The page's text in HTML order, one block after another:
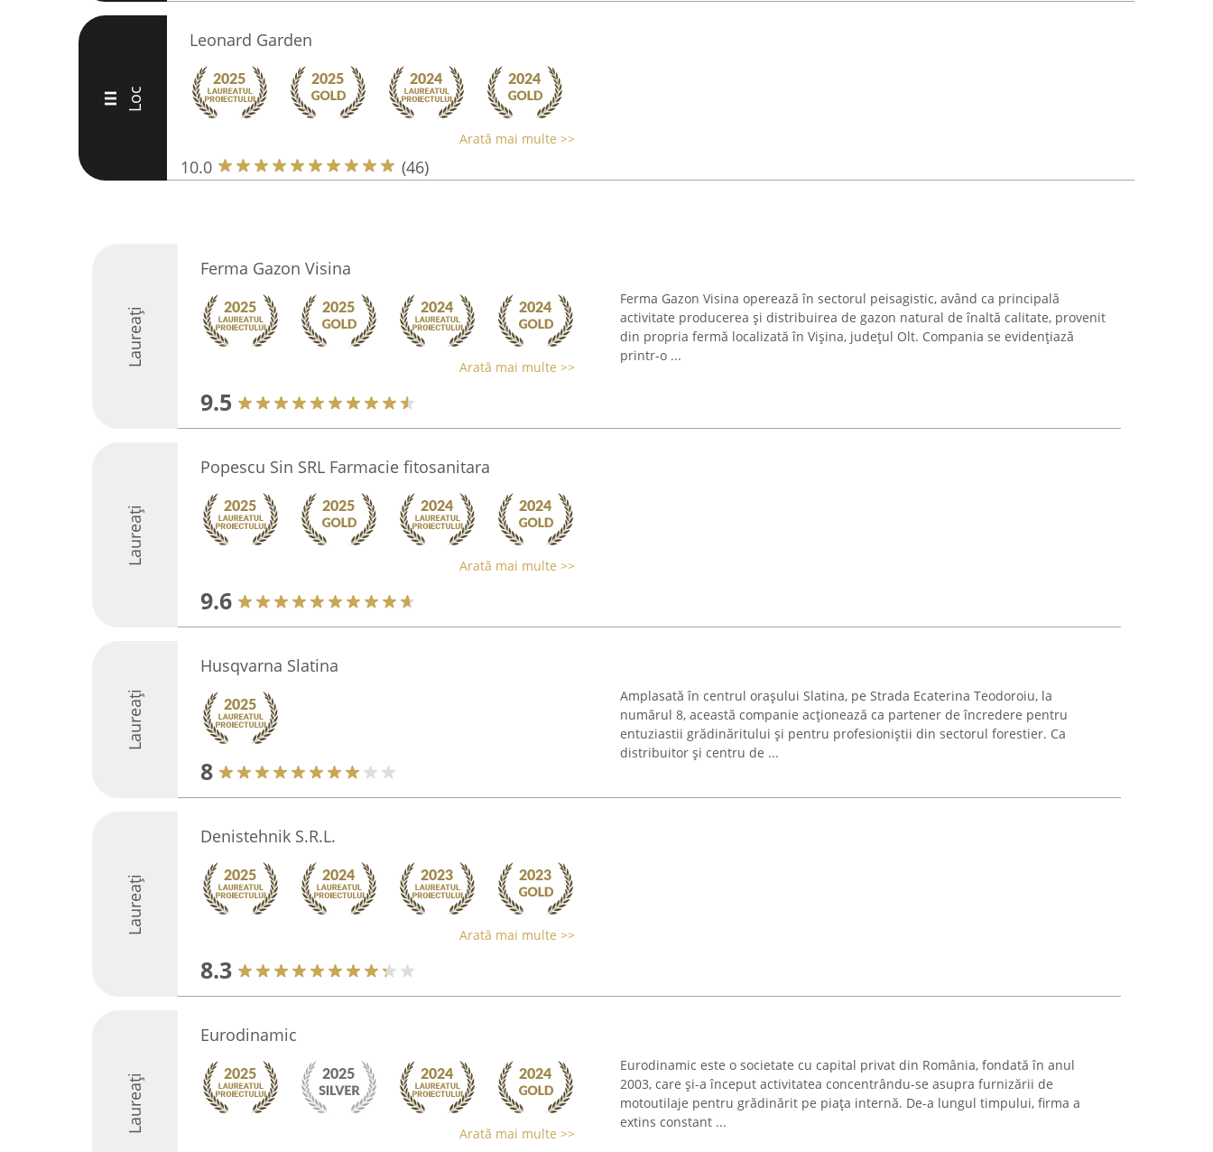
III Loc
Leonard Garden
Arată mai multe >>
10.0 (46)
Laureați
Ferma Gazon Visina
Arată mai multe >>
9.5
Ferma Gazon Visina operează în sectorul peisagistic, având ca principală
activitate producerea și distribuirea de gazon natural de înaltă calitate, provenit
din propria fermă localizată în Vișina, județul Olt. Compania se evidențiază
printr-o ...
Laureați
Popescu Sin SRL Farmacie fitosanitara
Arată mai multe >>
9.6
Laureați
Husqvarna Slatina
8
Amplasată în centrul orașului Slatina, pe Strada Ecaterina Teodoroiu, la
numărul 8, această companie acționează ca partener de încredere pentru
entuziastii grădinăritului și pentru profesioniștii din sectorul forestier. Ca
distribuitor și centru de ...
Laureați
Denistehnik S.R.L.
Arată mai multe >>
8.3
Laureați
Eurodinamic
Arată mai multe >>
Eurodinamic este o societate cu capital privat din România, fondată în anul
2003, care și-a început activitatea concentrându-se asupra furnizării de
motoutilaje pentru grădinărit pe piața internă. De-a lungul timpului, firma a
extins constant ...